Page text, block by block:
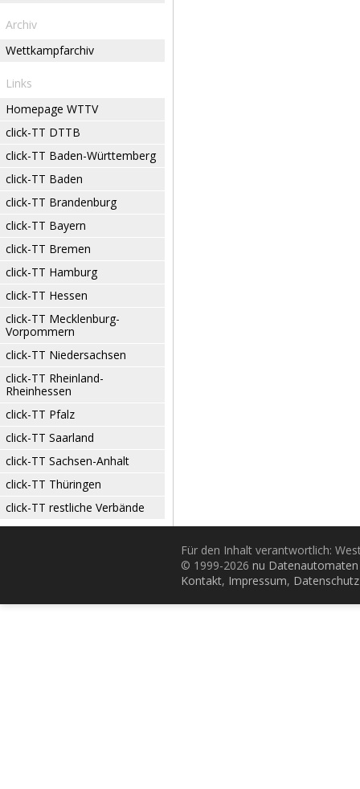
Archiv
Wettkampfarchiv
Links
Homepage WTTV
click-TT DTTB
click-TT Baden-Württemberg
click-TT Baden
click-TT Brandenburg
click-TT Bayern
click-TT Bremen
click-TT Hamburg
click-TT Hessen
click-TT Mecklenburg-
Vorpommern
click-TT Niedersachsen
click-TT Rheinland-
Rheinhessen
click-TT Pfalz
click-TT Saarland
click-TT Sachsen-Anhalt
click-TT Thüringen
click-TT restliche Verbände
Für den Inhalt verantwortlich:
© 1999-2026 nu
Kontakt, Impressum, Datenschutz